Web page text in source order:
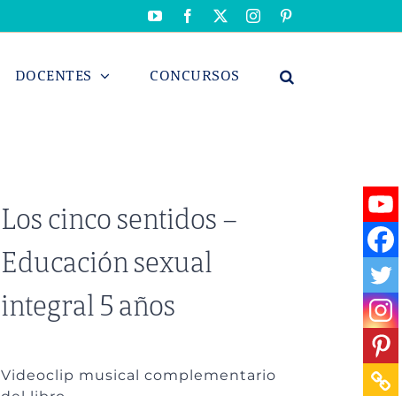
YouTubeFacebook Instagram
DOCENTES CONCURSOS
Los cinco sentidos –
Educación sexual
integral 5 años
Videoclip musical complementario